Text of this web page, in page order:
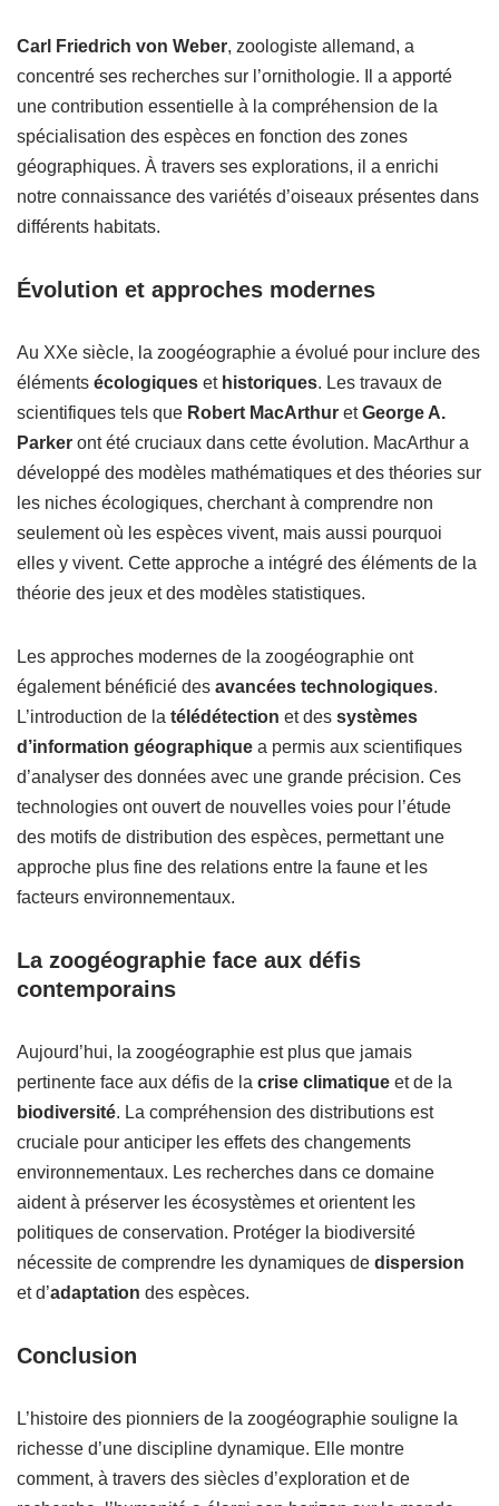
Carl Friedrich von Weber, zoologiste allemand, a
concentré ses recherches sur l’ornithologie. Il a apporté
une contribution essentielle à la compréhension de la
spécialisation des espèces en fonction des zones
géographiques. À travers ses explorations, il a enrichi
notre connaissance des variétés d’oiseaux présentes dans
différents habitats.
Évolution et approches modernes
Au XXe siècle, la zoogéographie a évolué pour inclure des
éléments écologiques et historiques. Les travaux de
scientifiques tels que Robert MacArthur etGeorge A.
Parker ont été cruciaux dans cette évolution. MacArthur a
développé des modèles mathématiques et des théories sur
les niches écologiques, cherchant à comprendre non
seulement où les espèces vivent, mais aussi pourquoi
elles y vivent. Cette approche a intégré des éléments de la
théorie des jeux et des modèles statistiques.
Les approches modernes de la zoogéographie ont
également bénéficié des avancées technologiques.
L’introduction de la télédétection et des systèmes
d’information géographique a permis aux scientifiques
d’analyser des données avec une grande précision. Ces
technologies ont ouvert de nouvelles voies pour l’étude
des motifs de distribution des espèces, permettant une
approche plus fine des relations entre la faune et les
facteurs environnementaux.
La zoogéographie face aux défis
contemporains
Aujourd’hui, la zoogéographie est plus que jamais
pertinente face aux défis de la crise climatique et de la
biodiversité. La compréhension des distributions est
cruciale pour anticiper les effets des changements
environnementaux. Les recherches dans ce domaine
aident à préserver les écosystèmes et orientent les
politiques de conservation. Protéger la biodiversité
nécessite de comprendre les dynamiques de dispersion
et d’adaptation des espèces.
Conclusion
L’histoire des pionniers de la zoogéographie souligne la
richesse d’une discipline dynamique. Elle montre
comment, à travers des siècles d’exploration et de